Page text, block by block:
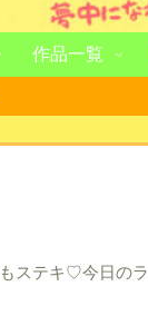
作品一覧
ステキ♡今日のラ